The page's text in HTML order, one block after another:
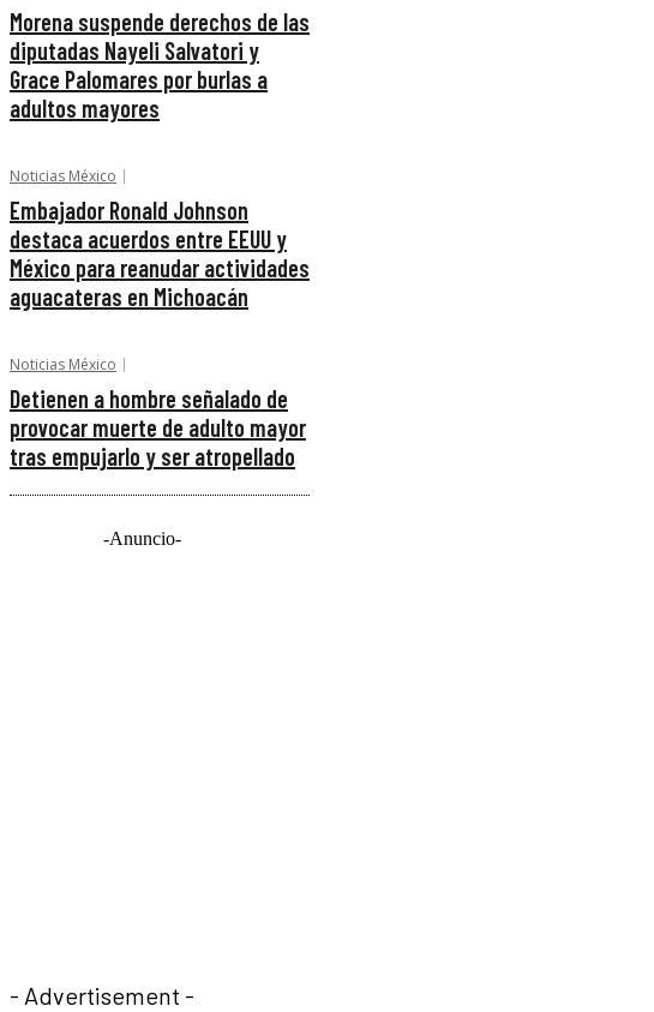
Morena suspende derechos de las
diputadas Nayeli Salvatori y
Grace Palomares por burlas a
adultos mayores
Noticias México
Embajador Ronald Johnson
destaca acuerdos entre EEUU y
México para reanudar actividades
aguacateras en Michoacán
Noticias México
Detienen a hombre señalado de
provocar muerte de adulto mayor
tras empujarlo y ser atropellado
-Anuncio-
- Advertisement -